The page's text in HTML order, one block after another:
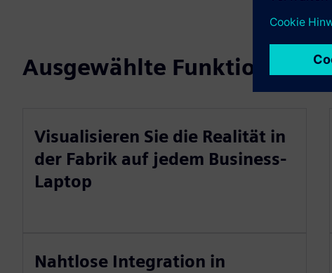
Ausgewählte Funktionen
Visualisieren Sie die Realität in
der Fabrik auf jedem Business-
Laptop
Nahtlose Integration in